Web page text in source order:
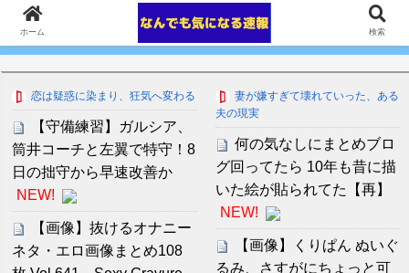
恋は疑惑に染まり、狂気へ変わる
【守備練習】ガルシア、
筒井コーチと左翼で特守！8
日の拙守から早速改善か
NEW!
【画像】抜けるオナニー
ネタ・エロ画像まとめ108
妻が嫌すぎて壊れていった、ある
夫の現実
何の気なしにまとめブロ
グ回ってたら 10年も昔に描
いた絵が貼られてた【再】
NEW!
【画像】くりぱん ぬいぐ
るみ、さすがにちょっと可
ホーム 検索